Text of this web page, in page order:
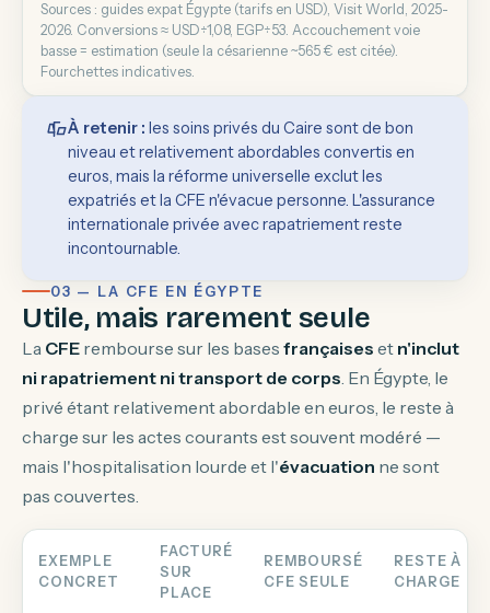
Sources : guides expat Égypte (tarifs en USD), Visit World, 2025-
2026. Conversions ≈ USD÷1,08, EGP÷53. Accouchement voie
basse = estimation (seule la césarienne ~565 € est citée).
Fourchettes indicatives.
À retenir : les soins privés du Caire sont de bon
niveau et relativement abordables convertis en
euros, mais la réforme universelle exclut les
expatriés et la CFE n'évacue personne. L'assurance
internationale privée avec rapatriement reste
incontournable.
03 — LA CFE EN ÉGYPTE
Utile, mais rarement seule
La CFE rembourse sur les bases françaises et n'inclut
ni rapatriement ni transport de corps. En Égypte, le
privé étant relativement abordable en euros, le reste à
charge sur les actes courants est souvent modéré —
mais l'hospitalisation lourde et l'évacuation ne sont
pas couvertes.
EXEMPLE
CONCRET
FACTURÉ
SUR
PLACE
REMBOURSÉ
CFE SEULE
RESTE À
CHARGE